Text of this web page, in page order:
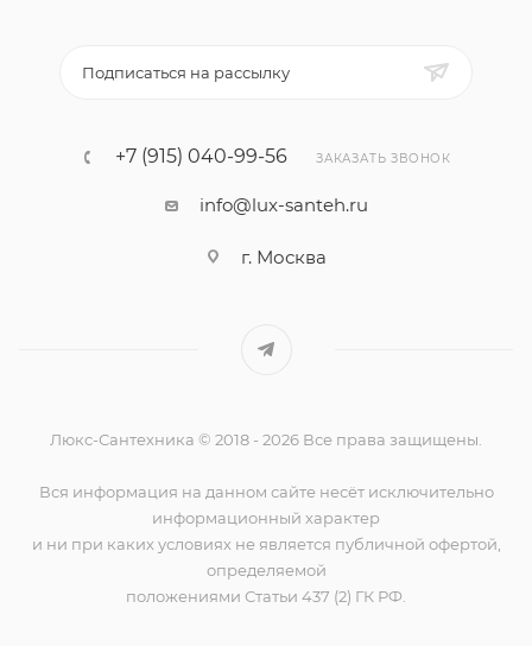
Подписаться на рассылку
+7 (915) 040-99-56 ЗАКАЗАТЬ ЗВОНОК
info@lux-santeh.ru
г. Москва
Люкс-Сантехника © 2018 - 2026 Все права защищены.
Вся информация на данном сайте несёт исключительно
информационный характер
и ни при каких условиях не является публичной офертой,
определяемой
положениями Статьи 437 (2) ГК РФ.